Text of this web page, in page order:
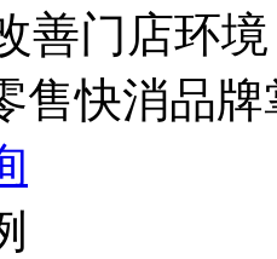
善门店环境
零售快消品